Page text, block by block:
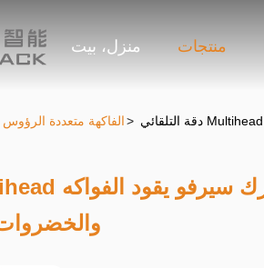
منزل، بيت منتجات
الفاكهة متعددة>